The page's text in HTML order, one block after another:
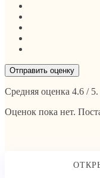
Отправить оценку
Средняя оценка 4.6 / 5.
Оценок пока нет.